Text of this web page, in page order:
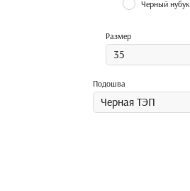
Черный нубук
Размер
Подошва